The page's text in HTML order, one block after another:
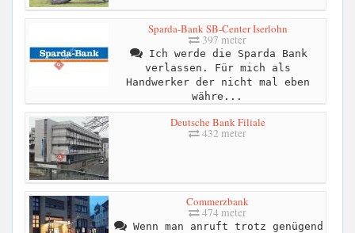
Sparda-Bank SB-Center Iserlohn
397 meter
Ich werde die Sparda Bank
verlassen. Für mich als
Handwerker der nicht mal eben
währe...
Deutsche Bank Filiale
432 meter
Commerzbank
474 meter
Wenn man anruft trotz genügend